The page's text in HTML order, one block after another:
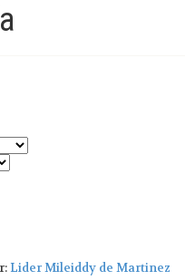
Lider Mileiddy de Martinez